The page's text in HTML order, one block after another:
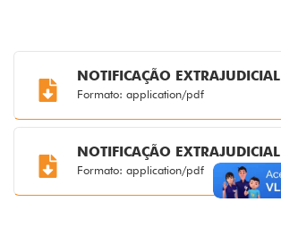
NOTIFICAÇÃO EXTRAJUDICIAL
Formato: application/pdf
NOTIFICAÇÃO EXTRAJUDICIAL
Formato: application/pdf